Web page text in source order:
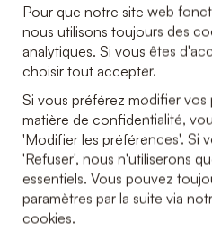
À
LA
LISTE
DE
SOUHAITS
Pour que notre site web
nous utilisons toujours des
analytiques. Si vous êtes
choisir tout accepter.
Si vous préférez modifier vos
matière de confidentialité,
'Modifier les préférences'. Si
'Refuser', nous n'utiliserons
essentiels. Vous pouvez
paramètres par la suite via
cookies.